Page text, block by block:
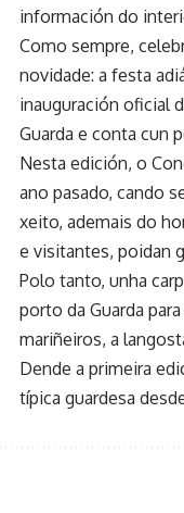
información do
Como sempre,
novidade: a festa
inauguración oficial
Guarda e conta cun
Nesta edición, o
ano pasado, cando
xeito, ademais do
e visitantes, poidan
Polo tanto, unha
porto da Guarda
mariñeiros, a
Dende a primeira
típica guardesa